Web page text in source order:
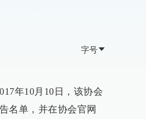
字号
年10月10日，该协会
名单，并在协会官网